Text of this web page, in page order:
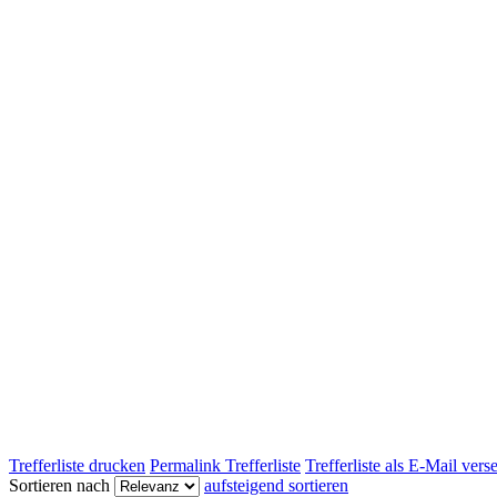
Trefferliste drucken Permalink Trefferliste Trefferliste als E-Mail
Sortieren nach
aufsteigend sortieren